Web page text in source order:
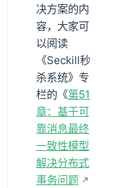
决方案的内
容，大家可
以阅读
《Seckill秒
杀系统》专
栏的《第51
章：基于可
靠消息最终
一致性模型
解决分布式
事务问题